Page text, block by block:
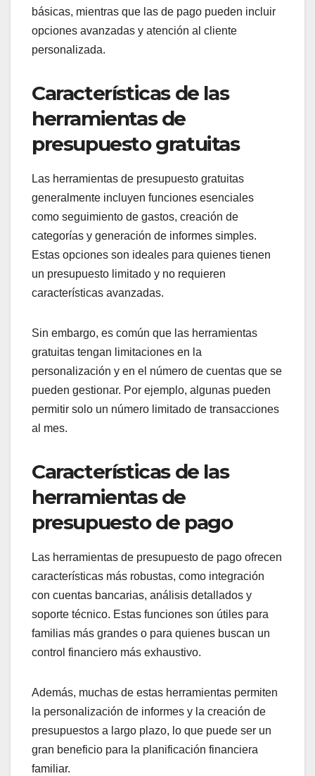
básicas, mientras que las de pago pueden incluir
opciones avanzadas y atención al cliente
personalizada.
Características de las
herramientas de
presupuesto gratuitas
Las herramientas de presupuesto gratuitas
generalmente incluyen funciones esenciales
como seguimiento de gastos, creación de
categorías y generación de informes simples.
Estas opciones son ideales para quienes tienen
un presupuesto limitado y no requieren
características avanzadas.
Sin embargo, es común que las herramientas
gratuitas tengan limitaciones en la
personalización y en el número de cuentas que se
pueden gestionar. Por ejemplo, algunas pueden
permitir solo un número limitado de transacciones
al mes.
Características de las
herramientas de
presupuesto de pago
Las herramientas de presupuesto de pago ofrecen
características más robustas, como integración
con cuentas bancarias, análisis detallados y
soporte técnico. Estas funciones son útiles para
familias más grandes o para quienes buscan un
control financiero más exhaustivo.
Además, muchas de estas herramientas permiten
la personalización de informes y la creación de
presupuestos a largo plazo, lo que puede ser un
gran beneficio para la planificación financiera
familiar.